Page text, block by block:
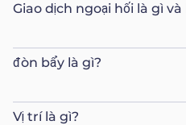
Giao dịch ngoại hối là gì
đòn bẩy là gì?
Vị trí là gì?